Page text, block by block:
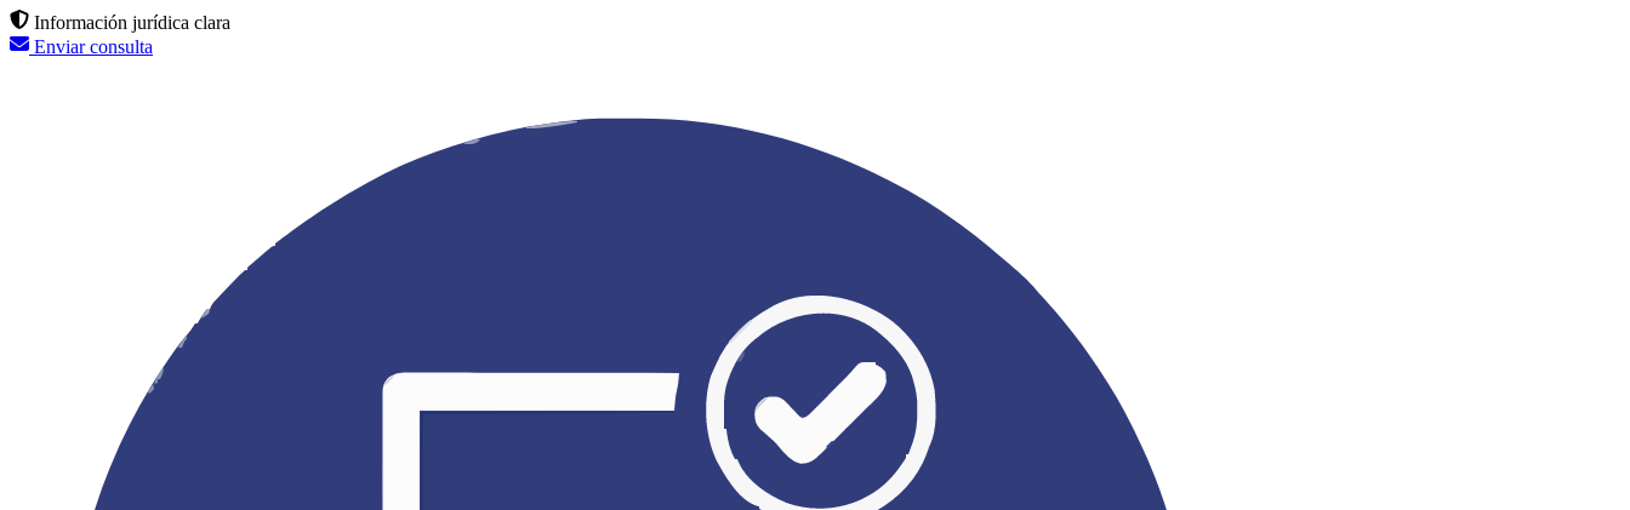
Información jurídica clara
Enviar consulta